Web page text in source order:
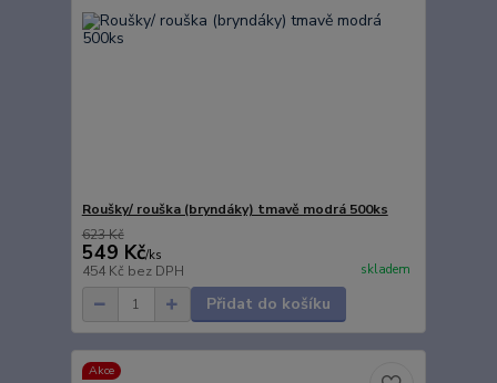
Roušky/ rouška (bryndáky) tmavě modrá 500ks
623 Kč
549 Kč/ks
454 Kč bez DPH skladem
Přidat do košíku
Akce